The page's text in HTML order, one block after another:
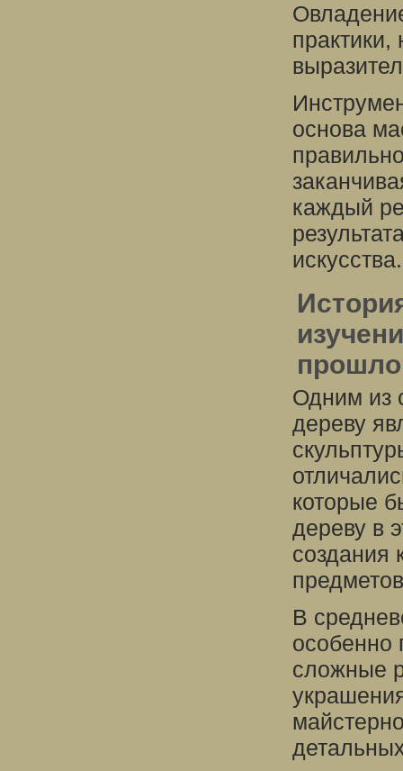
основа
каждый
искусства.
Одним из
дереву
которые
дереву в
создания
В
особенно
сложные